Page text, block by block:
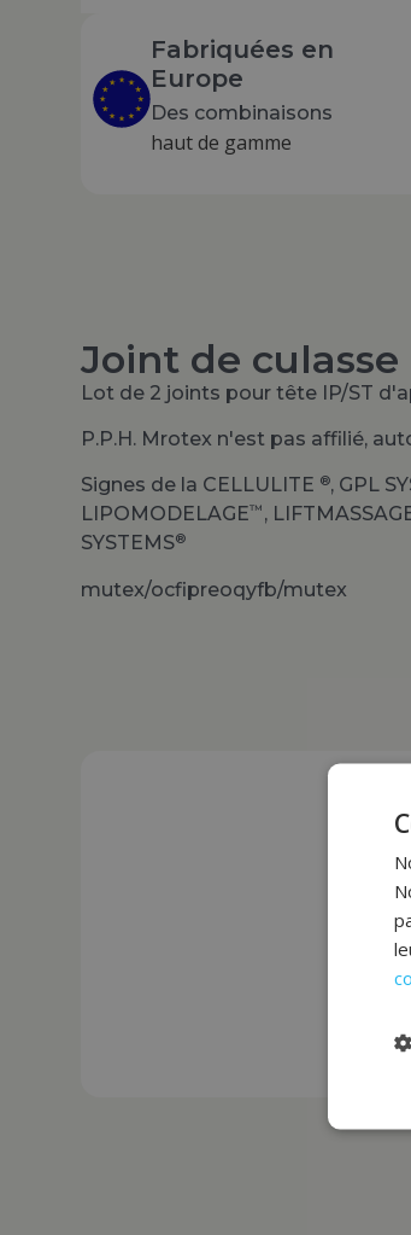
Fabriquées en
Europe
Des combinaisons
haut de gamme
Joint de culasse
Lot de 2 joints pour tête IP/ST
P.P.H. Mrotex n'est pas affilié,
Signes de la CELLULITE ®, GPL
LIPOMODELAGE™ ,
SYSTEMS®
mutex/ocfipreoqyfb/mutex